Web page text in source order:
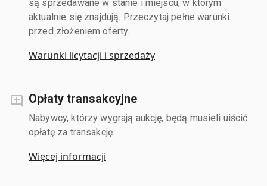
są sprzedawane w stanie i miejscu, w którym
aktualnie się znajdują. Przeczytaj pełne warunki
przed złożeniem oferty.
Warunki licytacji i sprzedaży
Opłaty transakcyjne
Nabywcy, którzy wygrają aukcję, będą musieli uiścić
opłatę za transakcję.
Więcej informacji